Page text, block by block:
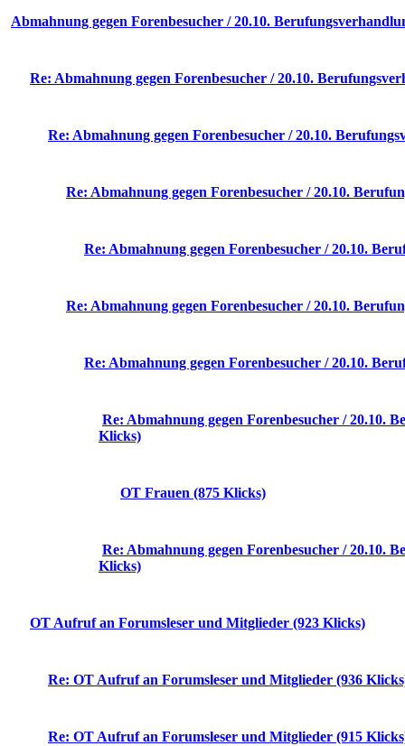
Abmahnung gegen Forenbesucher / 20.10.
Re: Abmahnung gegen Forenbesucher / 20.10.
Re: Abmahnung gegen Forenbesucher / 20.10.
Re: Abmahnung gegen Forenbesucher / 20.10.
Re: Abmahnung gegen Forenbesucher / 20.10.
Re: Abmahnung gegen Forenbesucher / 20.10.
Re: Abmahnung gegen Forenbesucher / 20.10.
Re: Abmahnung gegen Forenbesucher / 20.10.
Klicks)
OT Frauen (875 Klicks)
Re: Abmahnung gegen Forenbesucher / 20.10.
Klicks)
OT Aufruf an Forumsleser und Mitglieder (923 Klicks)
Re: OT Aufruf an Forumsleser und Mitglieder (936
Re: OT Aufruf an Forumsleser und Mitglieder (915